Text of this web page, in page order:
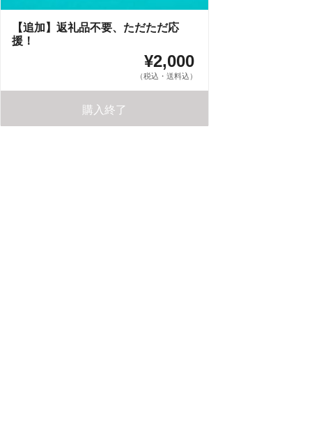
【追加】返礼品不要、ただただ応
援！
¥2,000
（税込・送料込）
購入終了